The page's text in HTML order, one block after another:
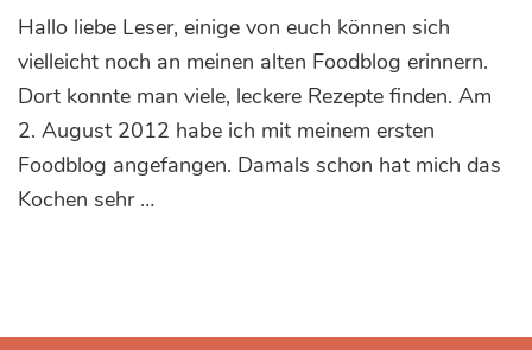
alt
mach
Hallo liebe Leser, einige von euch können sich
vielleicht noch an meinen alten Foodblog erinnern.
Dort konnte man viele, leckere Rezepte finden. Am
2. August 2012 habe ich mit meinem ersten
Foodblog angefangen. Damals schon hat mich das
Kochen sehr …